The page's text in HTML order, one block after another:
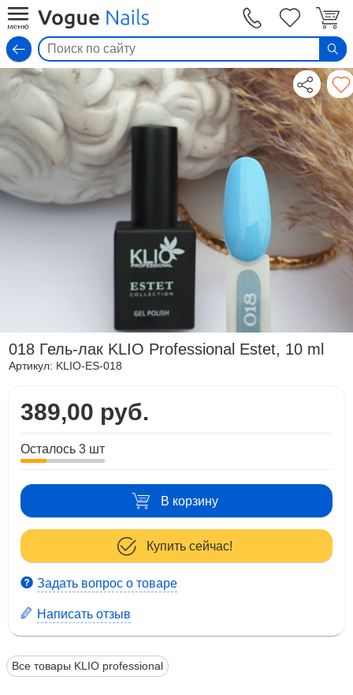
018 Гель-лак KLIO Professional Estet, 10 ml
Артикул: KLIO-ES-018
389,00 руб.
Осталось 3 шт
В корзину
Купить сейчас!
Задать вопрос о товаре
Написать отзыв
Все товары KLIO professional